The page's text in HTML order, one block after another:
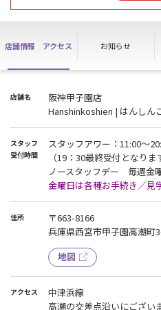
了承ください。
会員様は通常通り24時間施設を
※ハイスクールパスの方はご利
【夏季休暇に伴うノースタッフデ
いつも当店をご利用いただき誠
この度、夏季休暇に伴い、下記の
ただきます。
ノースタッフデー：8月14日（
（日）
皆様には大変ご不便・ご迷惑を
ご協力の程よろしくお願いいた
※各種お手続き、ハイスクールパ
店舗情報 アクセス お知らせ
店舗名
阪神甲子園店
Hanshinkoshien | はんしん
スタッフ
受付時間
スタッフアワー：11:00～
（19：30最終受付となりま
ノースタッフデー 毎週金
金曜日は各種お手続き／見
住所
〒663-8166
兵庫県西宮市甲子園高潮町
地図
アクセス
中津浜線
高潮の交差点沿いにございま